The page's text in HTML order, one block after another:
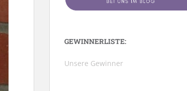
GEWINNERLISTE:
Unsere Gewinner